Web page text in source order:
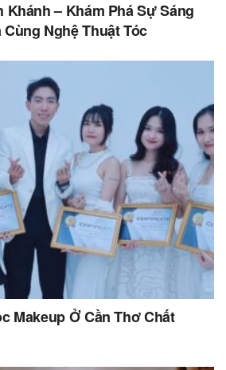
Khánh – Khám Phá Sự Sáng
Nghệ Thuật Tóc
Makeup Ở Cần Thơ Chất